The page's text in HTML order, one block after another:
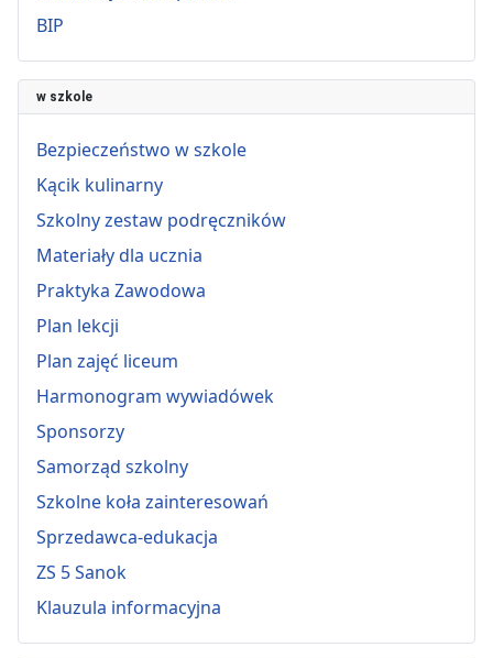
BIP
w szkole
Bezpieczeństwo w szkole
Kącik kulinarny
Szkolny zestaw podręczników
Materiały dla ucznia
Praktyka Zawodowa
Plan lekcji
Plan zajęć liceum
Harmonogram wywiadówek
Sponsorzy
Samorząd szkolny
Szkolne koła zainteresowań
Sprzedawca-edukacja
ZS 5 Sanok
Klauzula informacyjna